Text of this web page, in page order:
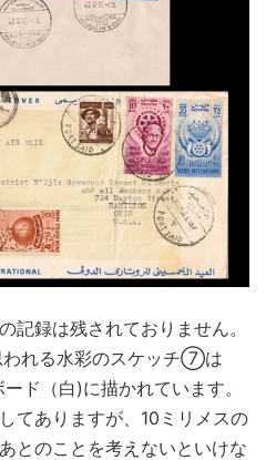
記録は残されておりません。
われる水彩のスケッチ⑦は
ド（白)に描かれています。
てありますが、10ミリメスの
とのことを考えないといけな